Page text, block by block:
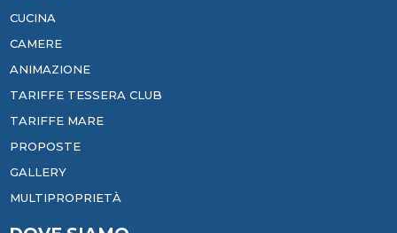
CUCINA
CAMERE
ANIMAZIONE
TARIFFE TESSERA CLUB
TARIFFE MARE
PROPOSTE
GALLERY
MULTIPROPRIETÀ